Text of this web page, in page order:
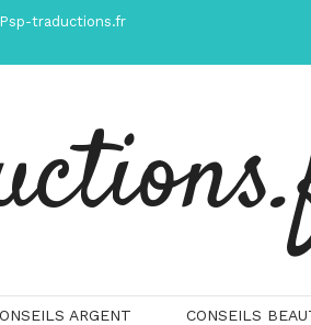
traductions.fr
ARGENT CONSEILS